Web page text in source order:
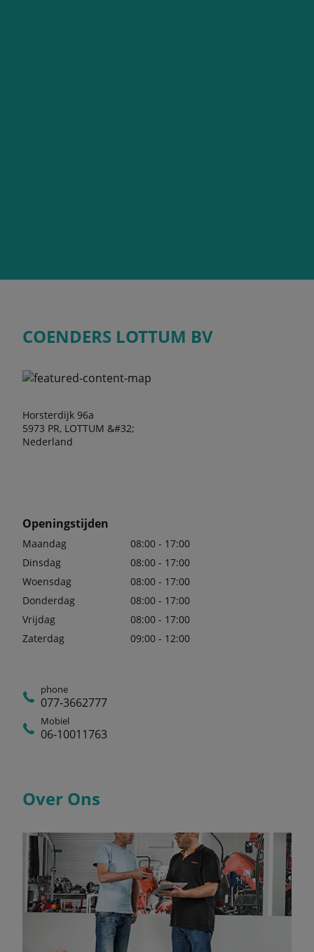
COENDERS LOTTUM BV
Horsterdijk 96a
5973 PR, LOTTUM &#32;
Nederland
Openingstijden
Maandag
08:00 - 17:00
Dinsdag
08:00 - 17:00
Woensdag
08:00 - 17:00
Donderdag
08:00 - 17:00
Vrijdag
08:00 - 17:00
Zaterdag
09:00 - 12:00
phone
077-3662777
Mobiel
06-10011763
Over Ons